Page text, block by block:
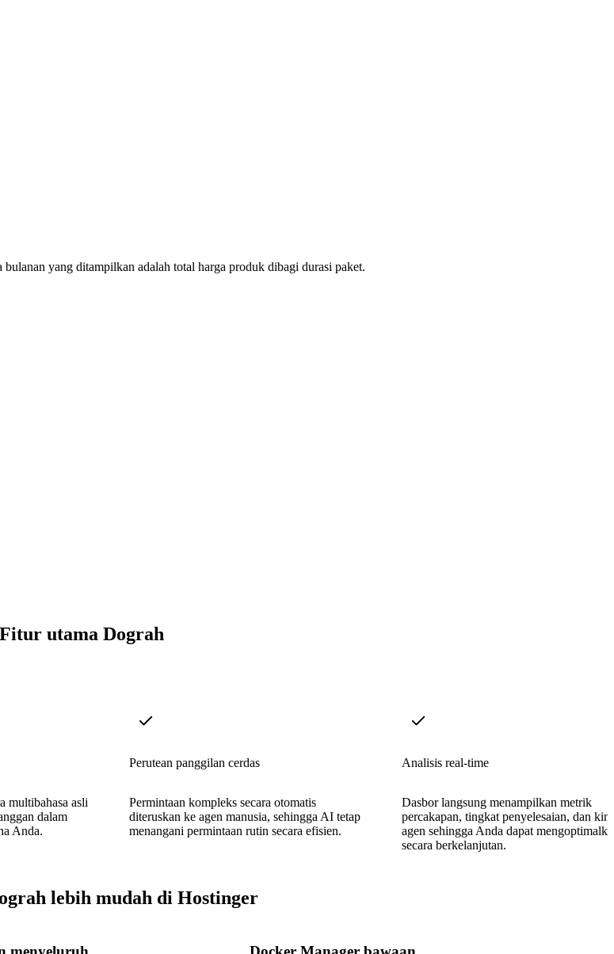
yang ditampilkan adalah total harga produk dibagi durasi paket.
Fitur utama Dograh
multibahasa asli
dalam
Anda.
Perutean panggilan cerdas
Permintaan kompleks secara otomatis
diteruskan ke agen manusia, sehingga AI tetap
menangani permintaan rutin secara efisien.
Analisis real-time
Dasbor langsung menampilkan metrik
percakapan, tingkat penyelesaian, dan
agen sehingga Anda dapat
secara berkelanjutan.
lebih mudah di Hostinger